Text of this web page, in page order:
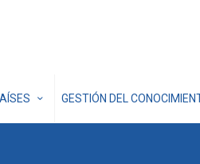
GESTIÓN DEL